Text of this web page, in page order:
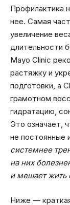
Профилактика
нее. Самая
увеличение
длительности
Mayo Clinic
растяжку и
подготовки, а
грамотном
гидратацию,
Это означает,
не постоянные
системнее
на них
и мешает
Ниже —